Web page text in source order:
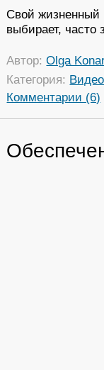
Свой жизненный
выбирает, часто
Автор:Olga
Категория: Видео
Комментарии (6)